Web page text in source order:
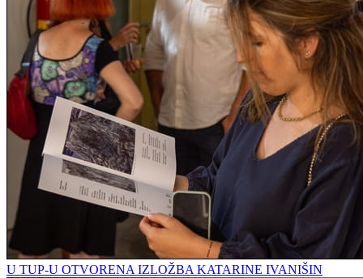
U TUP-U OTVORENA IZLOŽBA KATARINE IVANIŠIN